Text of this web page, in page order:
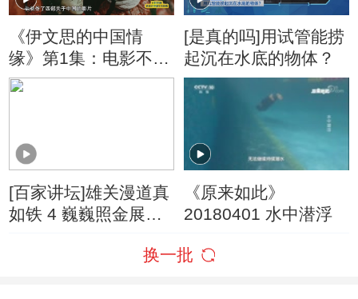
《伊文思的中国情
缘》第1集：电影不仅
仅是一门生意 还可以
[是真的吗]用试管能捞
起沉在水底的物体？
[百家讲坛]雄关漫道真
如铁 4 巍巍照金展红
《原来如此》
20180401 水中潜浮
换一批